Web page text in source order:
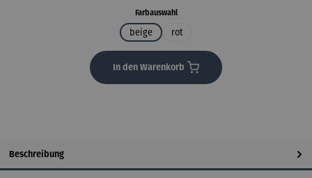
Farbauswahlauswählen
beige rot
In den Warenkorb
Beschreibung